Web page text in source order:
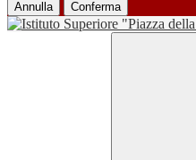
Annulla Conferma